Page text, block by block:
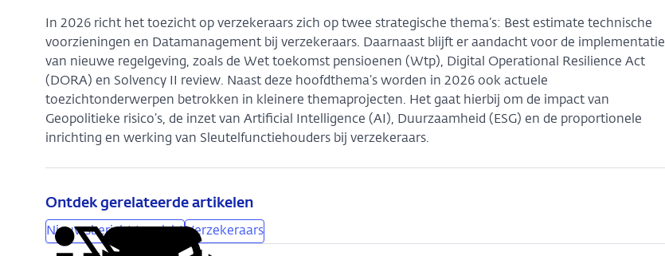
In 2026 richt het toezicht op verzekeraars zich op twee strategische thema’s: Best estimate technische
voorzieningen en Datamanagement bij verzekeraars. Daarnaast blijft er aandacht voor de implementatie
van nieuwe regelgeving, zoals de Wet toekomst pensioenen (Wtp), Digital Operational Resilience Act
(DORA) en Solvency II review. Naast deze hoofdthema’s worden in 2026 ook actuele
toezichtonderwerpen betrokken in kleinere themaprojecten. Het gaat hierbij om de impact van
Geopolitieke risico’s, de inzet van Artificial Intelligence (AI), Duurzaamheid (ESG) en de proportionele
inrichting en werking van Sleutelfunctiehouders bij verzekeraars.
Ontdek gerelateerde artikelen
Nieuwsbericht toezicht Verzekeraars